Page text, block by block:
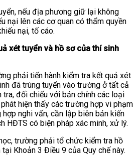
nếu địa phương giữ lại không
nại lên các cơ quan có thẩm quyền
nại, tố cáo.
xét tuyển và hồ sơ của thí sinh
phải tiến hành kiểm tra kết quả xét
đã trúng tuyển vào trường ở tất cả
tra, đối chiếu với bản chính các loại
hiện thấy các trường hợp vi phạm
nghi vấn, cần lập biên bản kiến
HĐTS có biện pháp xác minh, xử lý.
trường phải tổ chức kiểm tra hồ
Khoản 3 Điều 9 của Quy chế này.